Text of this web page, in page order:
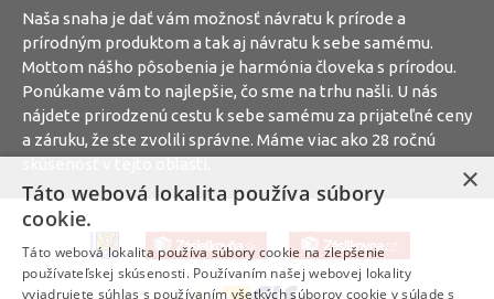
Naša snaha je dať vám možnosť návratu k prírode a
prírodným produktom a tak aj návratu k sebe samému.
Mottom nášho pôsobenia je harmónia človeka s prírodou.
Ponúkame vám to najlepšie, čo sme na trhu našli. U nás
nájdete prirodzenú cestu k sebe samému za prijateľné ceny
a záruku, že ste zvolili správne. Máme viac ako 28 ročnú
×
Táto webová lokalita používa súbory
cookie.
Táto webová lokalita používa súbory cookie na zlepšenie
používateľskej skúsenosti. Používaním našej webovej lokality
vyjadrujete súhlas s používaním všetkých súborov cookie v súlade s